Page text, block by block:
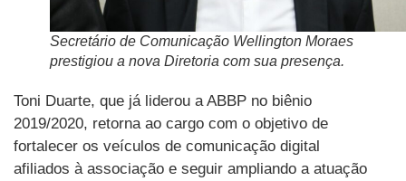
Secretário de Comunicação Wellington Moraes
prestigiou a nova Diretoria com sua presença.
Toni Duarte, que já liderou a ABBP no biênio
2019/2020, retorna ao cargo com o objetivo de
fortalecer os veículos de comunicação digital
afiliados à associação e seguir ampliando a atuação